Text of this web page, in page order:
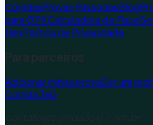
CorridasProvas PassadasBlog
para GPXCalculadora de Pace
UsoPolítica de Privacidade
Para parceiros
Adicionar minha provaSer um
Corrida 360
contato@corrida360.com.br